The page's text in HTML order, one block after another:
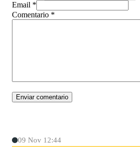
Email *
Comentario *
09 Nov 12:44